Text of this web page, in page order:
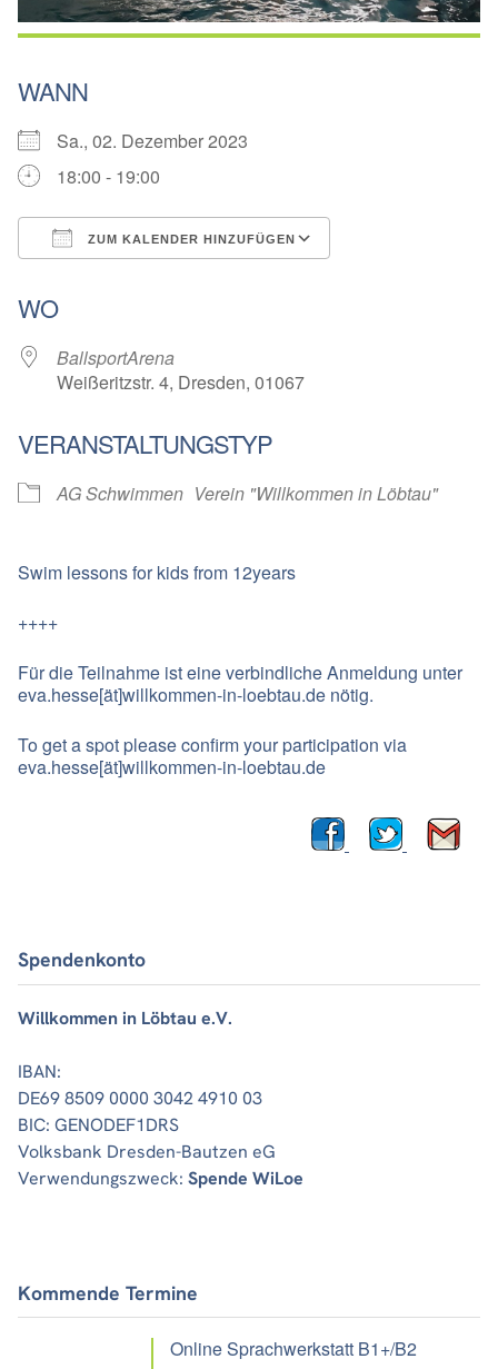
WANN
Sa., 02. Dezember 2023
18:00 - 19:00
ZUM KALENDER HINZUFÜGEN
WO
BallsportArena
Weißeritzstr. 4, Dresden, 01067
VERANSTALTUNGSTYP
AG Schwimmen Verein "Willkommen in Löbtau"
Swim lessons for kids from 12years
++++
Für die Teilnahme ist eine verbindliche Anmeldung unter
eva.hesse[ät]willkommen-in-loebtau.de nötig.
To get a spot please confirm your participation via
eva.hesse[ät]willkommen-in-loebtau.de
Spendenkonto
Willkommen in Löbtau e.V.
IBAN:
DE69 8509 0000 3042 4910 03
BIC: GENODEF1DRS
Volksbank Dresden-Bautzen eG
Verwendungszweck: Spende WiLoe
Kommende Termine
Online Sprachwerkstatt B1+/B2